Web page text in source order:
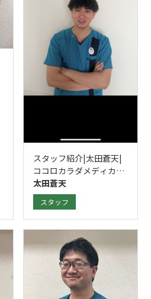
スタッフ紹介|太田蒼天|
ココロカラダメディカル
整体院 立川南口院
太田蒼天
スタッフ